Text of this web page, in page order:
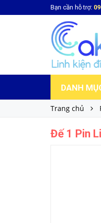
Bạn cần hỗ trợ:
DANH
Trang chủ
Đế 1 Pin
Đế 1